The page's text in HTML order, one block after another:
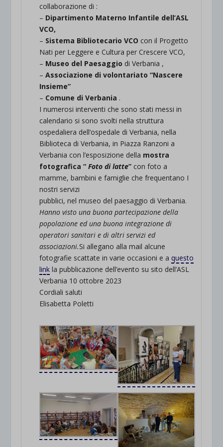
collaborazione di :
– Dipartimento Materno Infantile dell’ASL
VCO,
– Sistema Bibliotecario VCO con il Progetto
Nati per Leggere e Cultura per Crescere VCO,
– Museo del Paesaggio di Verbania ,
–Associazione di volontariato “Nascere
Insieme”
– Comune di Verbania .
I numerosi interventi che sono stati messi in
calendario si sono svolti nella struttura
ospedaliera dell’ospedale di Verbania, nella
Biblioteca di Verbania, in Piazza Ranzoni a
Verbania con l’esposizione della mostra
fotografica “Foto di latte” con foto a
mamme, bambini e famiglie che frequentano I
nostri servizi
pubblici, nel museo del paesaggio di Verbania.
Hanno visto una buona partecipazione della
popolazione ed una buona integrazione di
operatori sanitari e di altri servizi ed
associazioni.Si allegano alla mail alcune
fotografie scattate in varie occasioni e aquesto
link la pubblicazione dell’evento su sito dell’ASL
Verbania 10 ottobre 2023
Cordiali saluti
Elisabetta Poletti